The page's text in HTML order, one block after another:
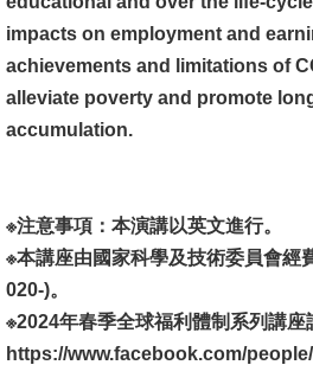
圖
書
館
回
臺
大
首
頁
impacts on employment and
achievements and limitations of
alleviate poverty and promote
accumulation.
※注意事項：本演講以英文進行。
※本講座由國家科學及技術委員會經
020-)。
※2024年春季全球福利體制系列講座
https://www.facebook.com/